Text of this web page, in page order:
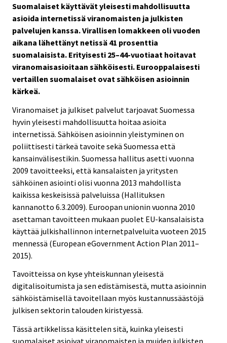
Suomalaiset käyttävät yleisesti mahdollisuutta
asioida internetissä viranomaisten ja julkisten
palvelujen kanssa. Virallisen lomakkeen oli vuoden
aikana lähettänyt netissä 41 prosenttia
suomalaisista. Erityisesti 25–44-vuotiaat hoitavat
viranomaisasioitaan sähköisesti. Eurooppalaisesti
vertaillen suomalaiset ovat sähköisen asioinnin
kärkeä.
Viranomaiset ja julkiset palvelut tarjoavat Suomessa
hyvin yleisesti mahdollisuutta hoitaa asioita
internetissä. Sähköisen asioinnin yleistyminen on
poliittisesti tärkeä tavoite sekä Suomessa että
kansainvälisestikin. Suomessa hallitus asetti vuonna
2009 tavoitteeksi, että kansalaisten ja yritysten
sähköinen asiointi olisi vuonna 2013 mahdollista
kaikissa keskeisissä palveluissa (Hallituksen
kannanotto 6.3.2009). Euroopan unionin vuonna 2010
asettaman tavoitteen mukaan puolet EU-kansalaisista
käyttää julkishallinnon internetpalveluita vuoteen 2015
mennessä (European eGovernment Action Plan 2011–
2015).
Tavoitteissa on kyse yhteiskunnan yleisestä
digitalisoitumista ja sen edistämisestä, mutta asioinnin
sähköistämisellä tavoitellaan myös kustannussäästöjä
julkisen sektorin talouden kiristyessä.
Tässä artikkelissa käsittelen sitä, kuinka yleisesti